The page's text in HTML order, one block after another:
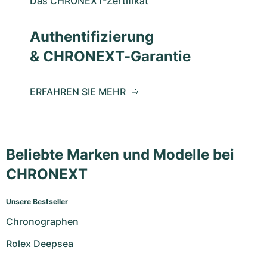
Authentifizierung
& CHRONEXT-Garantie
ERFAHREN SIE MEHR
Beliebte Marken und Modelle bei
CHRONEXT
Unsere Bestseller
Chronographen
Rolex Deepsea